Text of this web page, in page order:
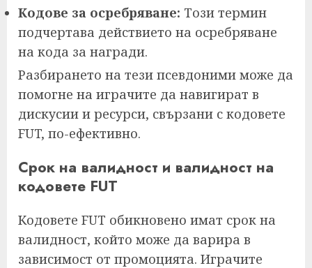
Кодове за осребряване: Този термин
подчертава действието на осребряване
на кода за награди.
Разбирането на тези псевдоними може да
помогне на играчите да навигират в
дискусии и ресурси, свързани с кодовете
FUT, по-ефективно.
Срок на валидност и валидност на
кодовете FUT
Кодовете FUT обикновено имат срок на
валидност, който може да варира в
зависимост от промоцията. Играчите